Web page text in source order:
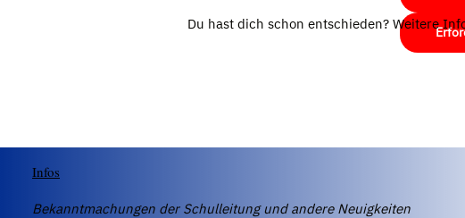
Du hast dich schon entschieden? Weitere
Infos
Bekanntmachungen der Schulleitung und andere Neuigkeiten